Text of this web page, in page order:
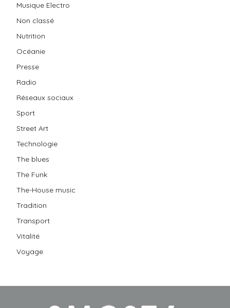
Musique Electro
Non classé
Nutrition
Océanie
Presse
Radio
Réseaux sociaux
Sport
Street Art
Technologie
The blues
The Funk
The-House music
Tradition
Transport
Vitalité
Voyage